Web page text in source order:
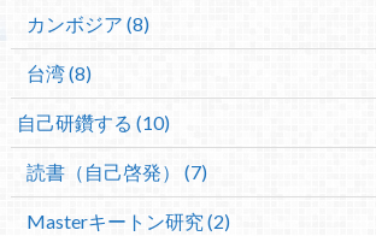
カンボジア (8)
台湾 (8)
自己研鑽する (10)
読書（自己啓発） (7)
Masterキートン研究 (2)